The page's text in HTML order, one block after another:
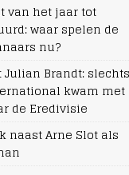
van het jaar tot
waar spelen de
nu?
Brandt: slechts
kwam met
de Eredivisie
naast Arne Slot als